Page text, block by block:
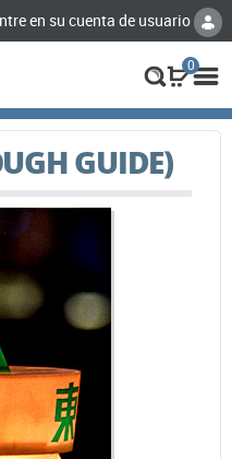
en su cuenta de usuario
0
GUIDE)